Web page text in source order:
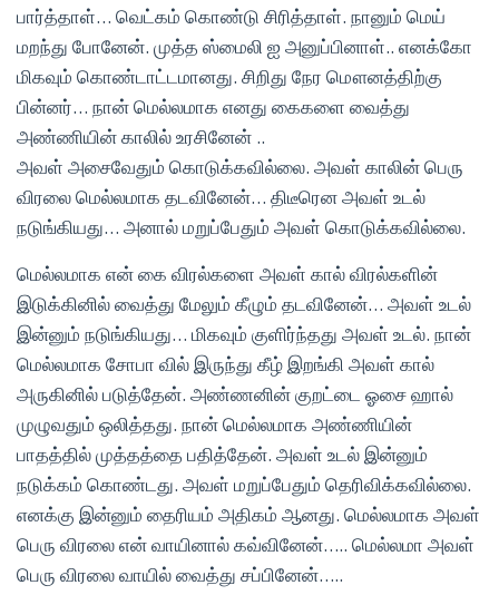
பார்த்தாள்… வெட்கம் கொண்டு சிரித்தாள். நானும் மெய்
மறந்து போனேன். முத்த ஸ்மைலி ஐ அனுப்பினாள்.. எனக்கோ
மிகவும் கொண்டாட்டமானது. சிறிது நேர மௌனத்திற்கு
பின்னர்… நான் மெல்லமாக எனது கைகளை வைத்து
அண்ணியின் காலில் உரசினேன் ..
அவள் அசைவேதும் கொடுக்கவில்லை. அவள் காலின் பெரு
விரலை மெல்லமாக தடவினேன்… திடீரென அவள் உடல்
நடுங்கியது… அனால் மறுப்பேதும் அவள் கொடுக்கவில்லை.
மெல்லமாக என் கை விரல்களை அவள் கால் விரல்களின்
இடுக்கினில் வைத்து மேலும் கீழும் தடவினேன்… அவள் உடல்
இன்னும் நடுங்கியது… மிகவும் குளிர்ந்தது அவள் உடல். நான்
மெல்லமாக சோபா வில் இருந்து கீழ் இறங்கி அவள் கால்
அருகினில் படுத்தேன். அண்ணனின் குறட்டை ஓசை ஹால்
முழுவதும் ஒலித்தது. நான் மெல்லமாக அண்ணியின்
பாதத்தில் முத்தத்தை பதித்தேன். அவள் உடல் இன்னும்
நடுக்கம் கொண்டது. அவள் மறுப்பேதும் தெரிவிக்கவில்லை.
எனக்கு இன்னும் தைரியம் அதிகம் ஆனது. மெல்லமாக அவள்
பெரு விரலை என் வாயினால் கவ்வினேன்….. மெல்லமா அவள்
பெரு விரலை வாயில் வைத்து சப்பினேன்…..